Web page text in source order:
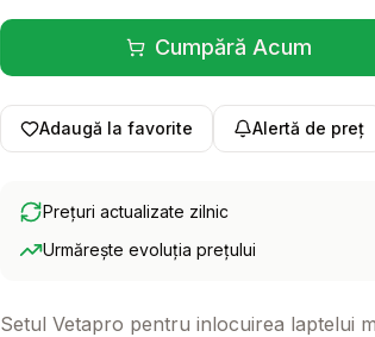
Cumpără Acum
(se deschide
Adaugă la favorite Alertă de preț
Prețuri actualizate zilnic
Urmărește evoluția prețului
Setul Vetapro pentru inlocuirea laptelui